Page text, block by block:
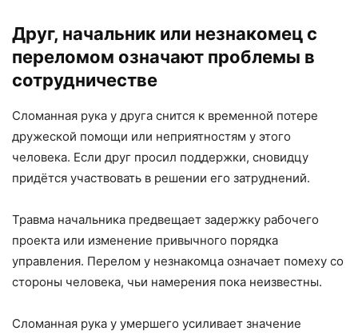
Друг, начальник или незнакомец с
переломом означают проблемы в
сотрудничестве
Сломанная рука у друга снится к временной потере
дружеской помощи или неприятностям у этого
человека. Если друг просил поддержки, сновидцу
придётся участвовать в решении его затруднений.
Травма начальника предвещает задержку рабочего
проекта или изменение привычного порядка
управления. Перелом у незнакомца означает помеху со
стороны человека, чьи намерения пока неизвестны.
Сломанная рука у умершего усиливает значение